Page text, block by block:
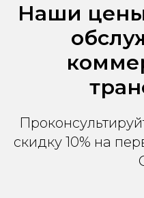
Наши
скидку 10% на